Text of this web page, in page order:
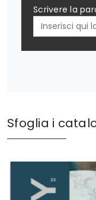
Scrivere la
Sfoglia i